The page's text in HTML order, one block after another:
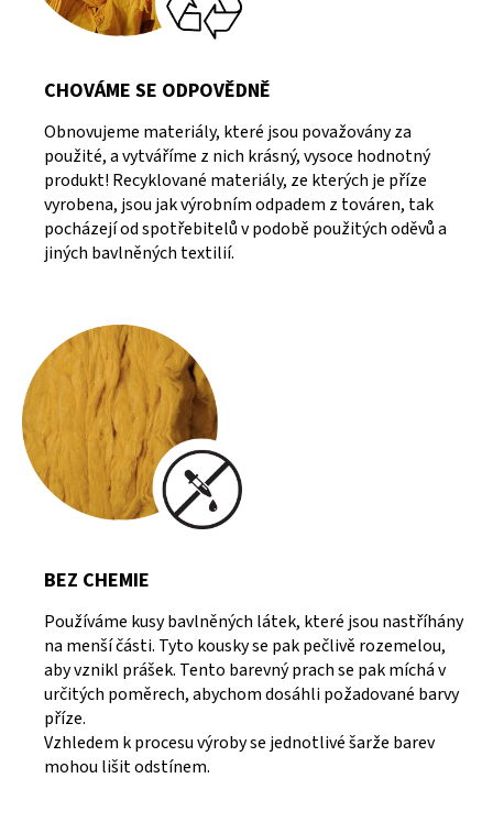
CHOVÁME SE ODPOVĚDNĚ
Obnovujeme materiály, které jsou považovány za
použité, a vytváříme z nich krásný, vysoce hodnotný
produkt! Recyklované materiály, ze kterých je příze
vyrobena, jsou jak výrobním odpadem z továren, tak
pocházejí od spotřebitelů v podobě použitých oděvů a
jiných bavlněných textilií.
BEZ CHEMIE
Používáme kusy bavlněných látek, které jsou nastříhány
na menší části. Tyto kousky se pak pečlivě rozemelou,
aby vznikl prášek. Tento barevný prach se pak míchá v
určitých poměrech, abychom dosáhli požadované barvy
příze.
Vzhledem k procesu výroby se jednotlivé šarže barev
mohou lišit odstínem.